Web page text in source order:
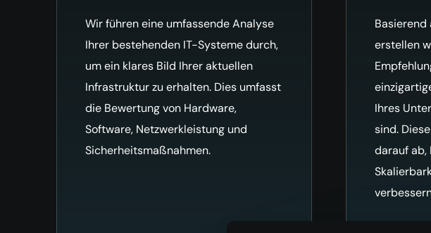
Wir führen eine umfassende Analyse
Ihrer bestehenden IT-Systeme durch,
um ein klares Bild Ihrer aktuellen
Infrastruktur zu erhalten. Dies umfasst
die Bewertung von Hardware,
Software, Netzwerkleistung und
Sicherheitsmaßnahmen.
Basierend
erstellen
Ihres
sind.
darauf ab,